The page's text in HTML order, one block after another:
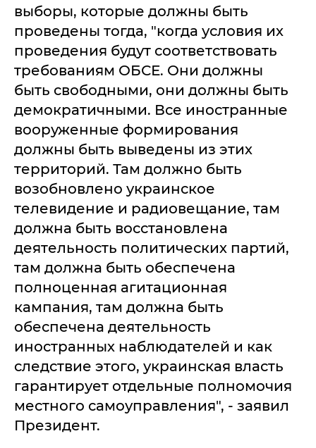
выборы, которые должны быть
проведены тогда, "когда условия их
проведения будут соответствовать
требованиям ОБСЕ. Они должны
быть свободными, они должны быть
демократичными. Все иностранные
вооруженные формирования
должны быть выведены из этих
территорий. Там должно быть
возобновлено украинское
телевидение и радиовещание, там
должна быть восстановлена
деятельность политических партий,
там должна быть обеспечена
полноценная агитационная
кампания, там должна быть
обеспечена деятельность
иностранных наблюдателей и как
следствие этого, украинская власть
гарантирует отдельные полномочия
местного самоуправления", - заявил
Президент.